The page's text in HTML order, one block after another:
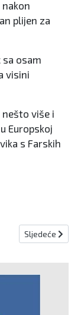
nakon
plijen za
osam
visini
nešto više i
Europskoj
s Farskih
turnira u Bučićima
Sljedeći
Sljedeće